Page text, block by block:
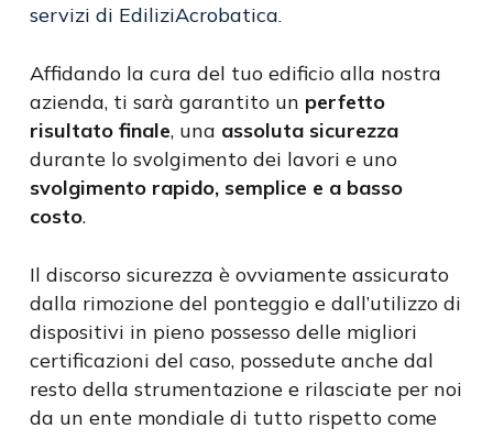
servizi di EdiliziAcrobatica.
Affidando la cura del tuo edificio alla nostra
azienda, ti sarà garantito un perfetto
risultato finale, una assoluta sicurezza
durante lo svolgimento dei lavori e uno
svolgimento rapido, semplice e a basso
costo.
Il discorso sicurezza è ovviamente assicurato
dalla rimozione del ponteggio e dall’utilizzo di
dispositivi in pieno possesso delle migliori
certificazioni del caso, possedute anche dal
resto della strumentazione e rilasciate per noi
da un ente mondiale di tutto rispetto come